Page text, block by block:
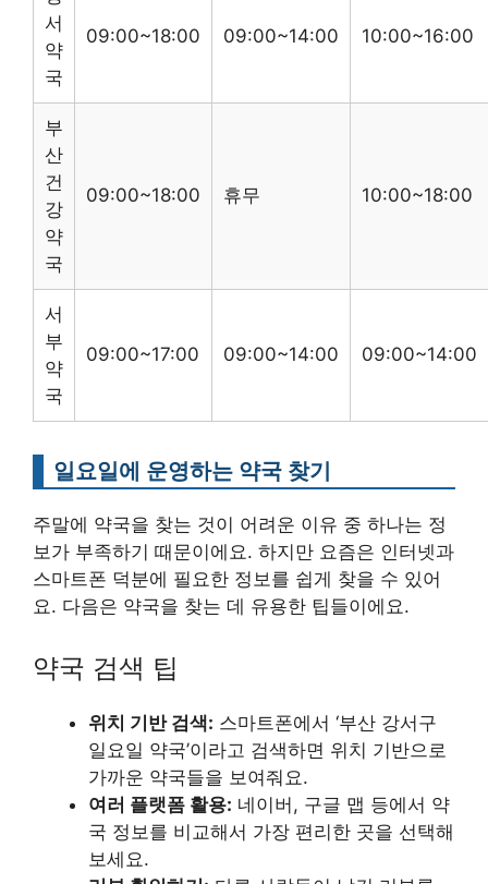
서
약
국
09:00~18:00 09:00~14:00 10:00~16:00
부
산
건
강
약
국
09:00~18:00 휴무 10:00~18:00
서
부
약
국
09:00~17:00 09:00~14:00 09:00~14:00
일요일에 운영하는 약국 찾기
주말에 약국을 찾는 것이 어려운 이유 중 하나는 정
보가 부족하기 때문이에요. 하지만 요즘은 인터넷과
스마트폰 덕분에 필요한 정보를 쉽게 찾을 수 있어
요. 다음은 약국을 찾는 데 유용한 팁들이에요.
약국 검색 팁
위치 기반 검색: 스마트폰에서 ‘부산 강서구
일요일 약국’이라고 검색하면 위치 기반으로
가까운 약국들을 보여줘요.
여러 플랫폼 활용: 네이버, 구글 맵 등에서 약
국 정보를 비교해서 가장 편리한 곳을 선택해
보세요.